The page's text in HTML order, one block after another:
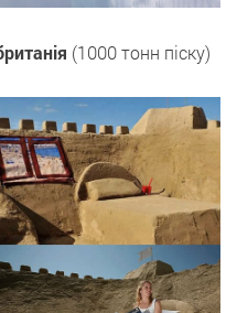
(1000 тонн піску)